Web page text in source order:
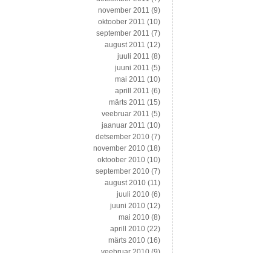
november 2011 (9)
oktoober 2011 (10)
september 2011 (7)
august 2011 (12)
juuli 2011 (8)
juuni 2011 (5)
mai 2011 (10)
aprill 2011 (6)
märts 2011 (15)
veebruar 2011 (5)
jaanuar 2011 (10)
detsember 2010 (7)
november 2010 (18)
oktoober 2010 (10)
september 2010 (7)
august 2010 (11)
juuli 2010 (6)
juuni 2010 (12)
mai 2010 (8)
aprill 2010 (22)
märts 2010 (16)